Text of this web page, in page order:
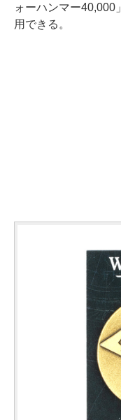
ォーハンマー40,000
用できる。